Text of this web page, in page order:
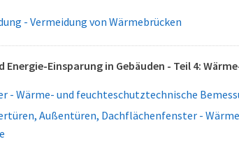
- Vermeidung von Wärmebrücken
Energie-Einsparung in Gebäuden - Teil 4:
- Wärme- und feuchteschutztechnische
Außentüren, Dachflächenfenster -